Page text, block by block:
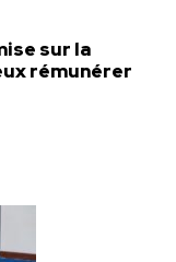
sur la
rémunérer